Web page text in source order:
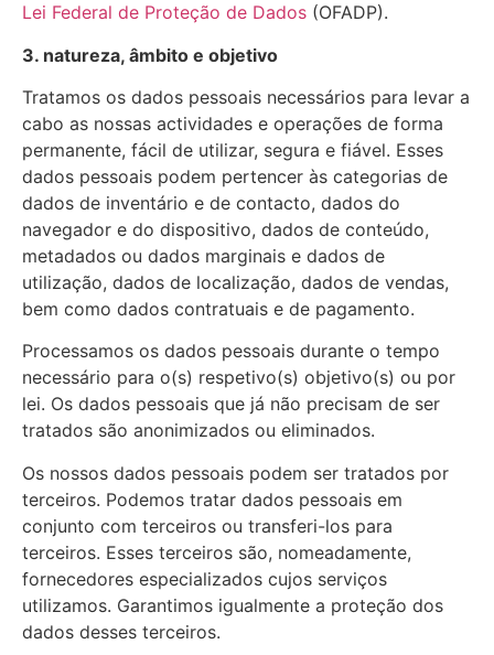
Lei Federal de Proteção de Dados (OFADP).
3. natureza, âmbito e objetivo
Tratamos os dados pessoais necessários para levar a
cabo as nossas actividades e operações de forma
permanente, fácil de utilizar, segura e fiável. Esses
dados pessoais podem pertencer às categorias de
dados de inventário e de contacto, dados do
navegador e do dispositivo, dados de conteúdo,
metadados ou dados marginais e dados de
utilização, dados de localização, dados de vendas,
bem como dados contratuais e de pagamento.
Processamos os dados pessoais durante o tempo
necessário para o(s) respetivo(s) objetivo(s) ou por
lei. Os dados pessoais que já não precisam de ser
tratados são anonimizados ou eliminados.
Os nossos dados pessoais podem ser tratados por
terceiros. Podemos tratar dados pessoais em
conjunto com terceiros ou transferi-los para
terceiros. Esses terceiros são, nomeadamente,
fornecedores especializados cujos serviços
utilizamos. Garantimos igualmente a proteção dos
dados desses terceiros.